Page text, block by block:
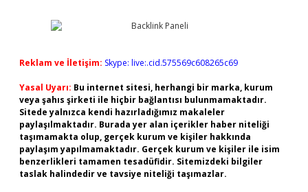
Reklam ve İletişim: Skype: live:.cid.575569c608265c69
Yasal Uyarı: Bu internet sitesi, herhangi bir marka, kurum
veya şahıs şirketi ile hiçbir bağlantısı bulunmamaktadır.
Sitede yalnızca kendi hazırladığımız makaleler
paylaşılmaktadır. Burada yer alan içerikler haber niteliği
taşımamakta olup, gerçek kurum ve kişiler hakkında
paylaşım yapılmamaktadır. Gerçek kurum ve kişiler ile isim
benzerlikleri tamamen tesadüfidir. Sitemizdeki bilgiler
taslak halindedir ve tavsiye niteliği taşımazlar.